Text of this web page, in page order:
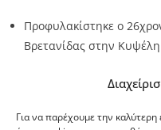
Για να παρέχουμε την καλύτερη
Προφυλακίστηκε ο
Βρετανίδας στην